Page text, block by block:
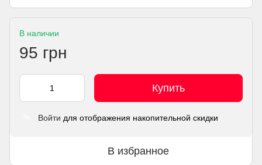
В наличии
95 грн
Купить
Войти для отображения накопительной скидки
В избранное